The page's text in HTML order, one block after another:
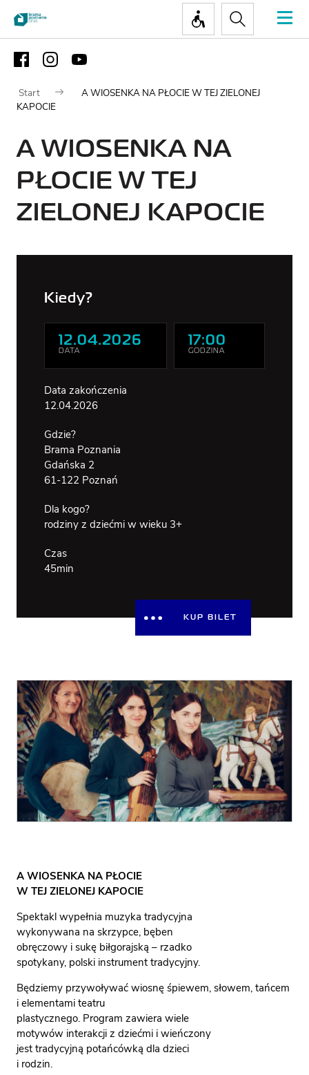
Dla
NAJWAŻNIEJSZE
INFORMACJE
BILET
DOSTĘPNOŚĆ
Zwiedzanie
+ (48) 61
647 76 34
A PL
Start
A WIOSENKA NA PŁOCIE W TEJ ZIELONEJ
KAPOCIE
A WIOSENKA NA
PŁOCIE W TEJ
ZIELONEJ KAPOCIE
A WIOSENKA NA PŁOCIE
W TEJ ZIELONEJ KAPOCIE
Spektakl wypełnia muzyka tradycyjna
wykonywana na skrzypce, bęben
obręczowy i sukę biłgorajską – rzadko
spotykany, polski instrument tradycyjny.
Będziemy przywoływać wiosnę śpiewem, słowem, tańcem
i elementami teatru
plastycznego. Program zawiera wiele
motywów interakcji z dziećmi i wieńczony
jest tradycyjną potańcówką dla dzieci
i rodzin.
Kiedy?
12.04.2026
DATA
17:00
GODZINA
Data zakończenia
12.04.2026
Gdzie?
Brama Poznania
Gdańska 2
61-122 Poznań
Dla kogo?
rodziny z dziećmi w wieku 3+
Czas
45min
KUP BILET
A A A